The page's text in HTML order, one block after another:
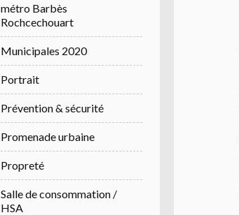
métro Barbès
Rochcechouart
Municipales 2020
Portrait
Prévention & sécurité
Promenade urbaine
Propreté
Salle de consommation /
HSA